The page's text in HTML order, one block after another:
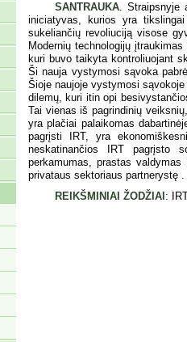
SANTRAUKA. Straipsnyje
iniciatyvas, kurios yra
sukeliančių revoliuciją visose
Modernių technologijų
kuri buvo taikyta kontroliuojant
Ši nauja vystymosi sąvoka
Šioje naujoje vystymosi
dilemų, kuri itin opi
Tai vienas iš pagrindinių
yra plačiai palaikomas
pagrįsti IRT, yra
neskatinančios IRT pagrįsto
perkamumas, prastas
privataus sektoriaus partnerystę .
REIKŠMINIAI ŽODŽIAI :